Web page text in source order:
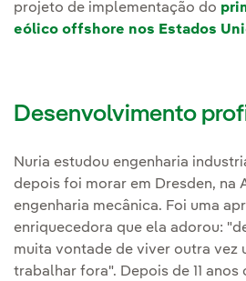
projeto de implementação do
eólico offshore nos Estados
Desenvolvimento
Nuria estudou engenharia
depois foi morar em Dresden, na
engenharia mecânica. Foi uma
enriquecedora que ela adorou:
muita vontade de viver outra vez
trabalhar fora". Depois de 11